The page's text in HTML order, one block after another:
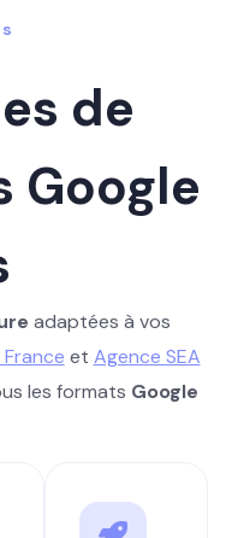
de
Google
adaptées à vos
et Agence SEA
les formats Google